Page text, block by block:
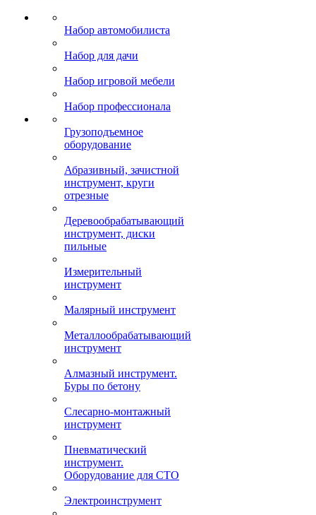
Набор автомобилиста
Набор для дачи
Набор игровой мебели
Набор профессионала
Грузоподъемное
оборудование
Абразивный, зачистной
инструмент, круги
отрезные
Деревообрабатывающий
инструмент, диски
пильные
Измерительный
инструмент
Малярный инструмент
Металлообрабатывающий
инструмент
Алмазный инструмент.
Буры по бетону
Слесарно-монтажный
инструмент
Пневматический
инструмент.
Оборудование для СТО
Электроинструмент